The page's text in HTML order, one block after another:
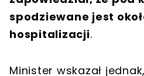
spodziewane jest
hospitalizacji.
Minister wskazał